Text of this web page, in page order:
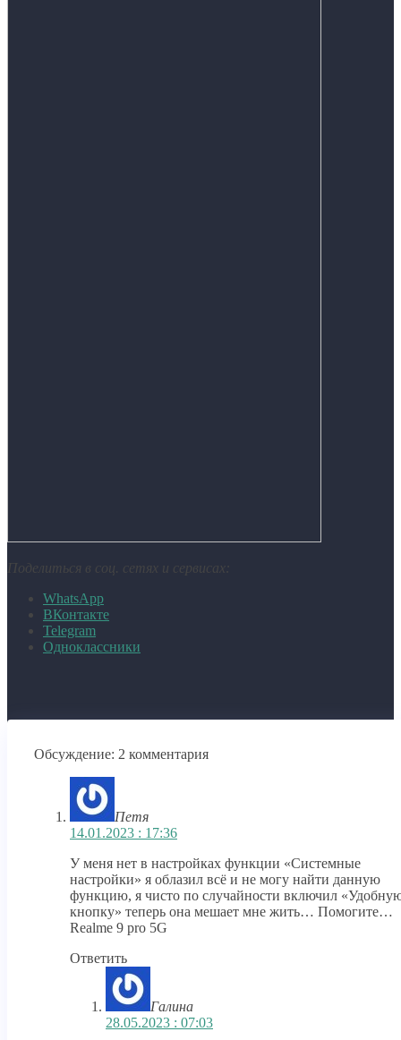
Поделиться в соц. сетях и сервисах:
WhatsApp
ВКонтакте
Telegram
Одноклассники
Обсуждение: 2 комментария
Петя
14.01.2023 : 17:36
У меня нет в настройках функции «Системные
настройки» я облазил всё и не могу найти данную
функцию, я чисто по случайности включил
кнопку» теперь она мешает мне жить… Помогите…
Realme 9 pro 5G
Ответить
Галина
28.05.2023 : 07:03